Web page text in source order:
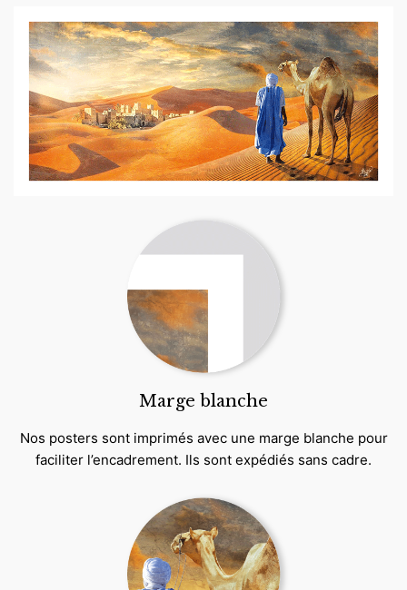
Marge blanche
Nos posters sont imprimés avec une marge blanche pour
faciliter l’encadrement. Ils sont expédiés sans cadre.